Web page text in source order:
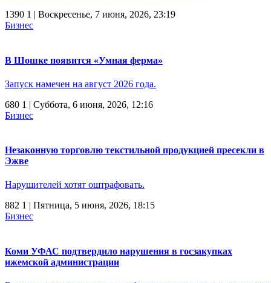
1390 1 | Воскресенье, 7 июня, 2026, 23:19
Бизнес
В Шошке появится «Умная ферма»
Запуск намечен на август 2026 года.
680 1 | Суббота, 6 июня, 2026, 12:16
Бизнес
Незаконную торговлю текстильной продукцией пресекли в
Эжве
Нарушителей хотят оштрафовать.
882 1 | Пятница, 5 июня, 2026, 18:15
Бизнес
Коми УФАС подтвердило нарушения в госзакупках
ижемской администрации